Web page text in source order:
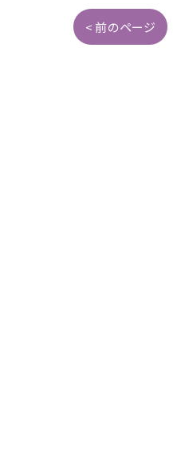
< 前のページ